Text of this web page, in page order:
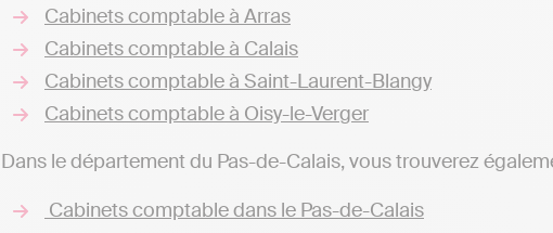
Cabinets comptable à Arras
Cabinets comptable à Calais
Cabinets comptable à Saint-Laurent-Blangy
Cabinets comptable à Oisy-le-Verger
Dans le département du Pas-de-Calais, vous trouverez
Cabinets comptable dans le Pas-de-Calais